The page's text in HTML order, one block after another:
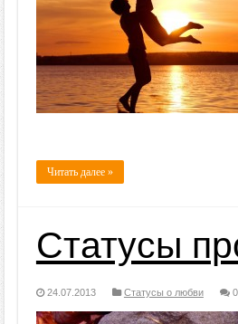
Читать далее »
Статусы
24.07.2013 Статусы о любви 0